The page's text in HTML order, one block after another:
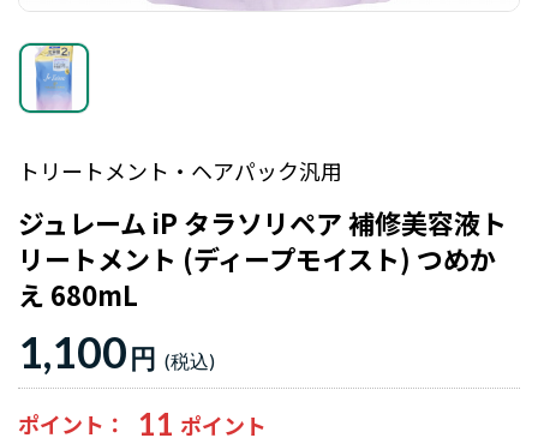
トリートメント・ヘアパック汎用
ジュレーム iP タラソリペア 補修美容液ト
リートメント (ディープモイスト) つめか
え 680mL
1,100円
ポイント 11